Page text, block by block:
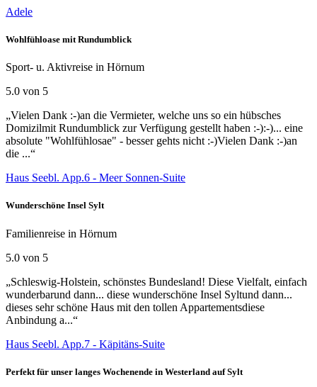
Adele
Wohlfühloase mit Rundumblick
Sport- u. Aktivreise in Hörnum
5.0 von 5
„Vielen Dank :-)an die Vermieter, welche uns so ein hübsches
Domizilmit Rundumblick zur Verfügung gestellt haben :-):-)... eine
absolute "Wohlfühlosae" - besser gehts nicht :-)Vielen Dank :-)an
die ...“
Haus Seebl. App.6 - Meer Sonnen-Suite
Wunderschöne Insel Sylt
Familienreise in Hörnum
5.0 von 5
„Schleswig-Holstein, schönstes Bundesland! Diese Vielfalt, einfach
wunderbarund dann... diese wunderschöne Insel Syltund dann...
dieses sehr schöne Haus mit den tollen Appartementsdiese
Anbindung a...“
Haus Seebl. App.7 - Käpitäns-Suite
Perfekt für unser langes Wochenende in Westerland auf Sylt